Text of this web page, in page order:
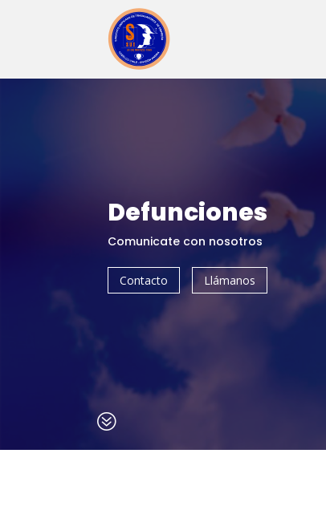
Defunciones
Comunicate con nosotros
Contacto Llámanos
?